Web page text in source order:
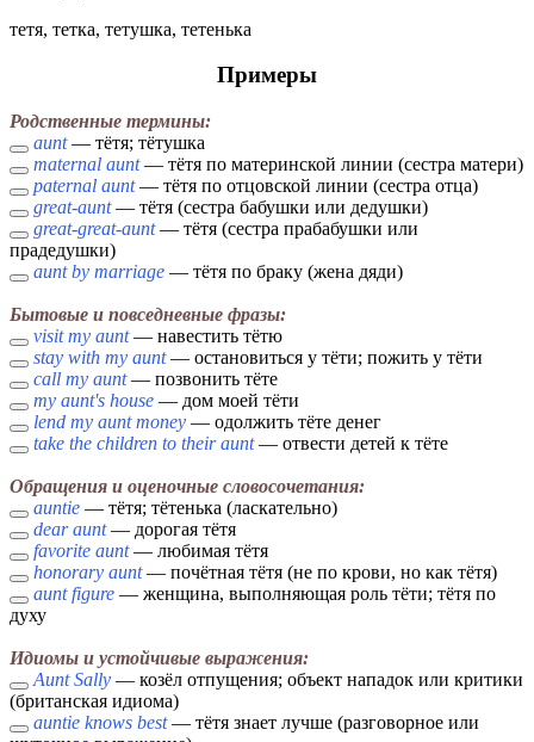
тетя, тетка, тетушка, тетенька
Примеры
Родственные термины:
aunt— тётя; тётушка
maternal aunt— тётя по материнской линии (сестра матери)
paternal aunt— тётя по отцовской линии (сестра отца)
great-aunt— тётя (сестра бабушки или дедушки)
great-great-aunt— тётя (сестра прабабушки или
прадедушки)
aunt by marriage — тётя по браку (жена дяди)
Бытовые и повседневные фразы:
visit my aunt— навестить тётю
stay with my aunt— остановиться у тёти; пожить у тёти
call my aunt— позвонить тёте
my aunt's house — дом моей тёти
lend my aunt money — одолжить тёте денег
take the children to their aunt— отвести детей к тёте
Обращения и оценочные словосочетания:
auntie — тётя; тётенька (ласкательно)
dear aunt— дорогая тётя
favorite aunt— любимая тётя
honorary aunt— почётная тётя (не по крови, но как тётя)
aunt figure — женщина, выполняющая роль тёти; тётя по
духу
Идиомы и устойчивые выражения:
Aunt Sally — козёл отпущения; объект нападок или критики
(британская идиома)
auntie knows best— тётя знает лучше (разговорное или